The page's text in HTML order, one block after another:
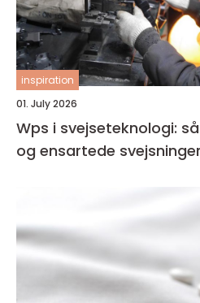
inspiration
01. July 2026
Wps i svejseteknologi:
og ensartede svejsninger